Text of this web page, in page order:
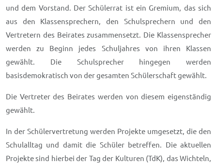
und dem Vorstand. Der Schülerrat ist ein Gremium, das sich
aus den Klassensprechern, den Schulsprechern und den
Vertretern des Beirates zusammensetzt. Die Klassensprecher
werden zu Beginn jedes Schuljahres von ihren Klassen
gewählt. Die Schulsprecher hingegen werden
basisdemokratisch von der gesamten Schülerschaft gewählt.
Die Vertreter des Beirates werden von diesem eigenständig
gewählt.
In der Schülervertretung werden Projekte umgesetzt, die den
Schulalltag und damit die Schüler betreffen. Die aktuellen
Projekte sind hierbei der Tag der Kulturen (TdK), das Wichteln,